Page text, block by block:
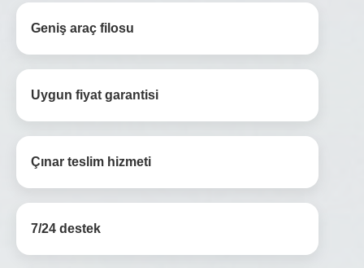
Geniş araç filosu
Uygun fiyat garantisi
Çınar teslim hizmeti
7/24 destek